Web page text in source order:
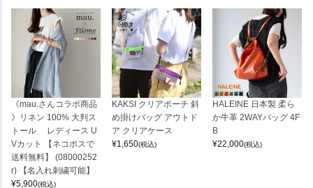
《mau.さんコラボ商品
》リネン 100% 大判ス
トール レディース U
Vカット 【ネコポスで
送料無料】 (08000252
r) 【名入れ刺繍可能】
¥5,900(税込)
KAKSI クリアポーチ 斜
め掛けバッグ アウトド
ア クリアケース
¥1,650(税込)
HALEINE 日本製 柔ら
か牛革 2WAYバッグ 4F
B
¥22,000(税込)